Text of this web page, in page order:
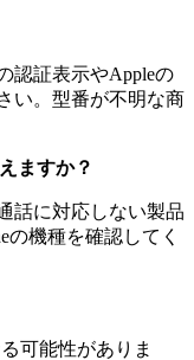
認証表示やAppleの
い。型番が不明な商
ますか？
話に対応しない製品
の機種を確認してく
可能性がありま